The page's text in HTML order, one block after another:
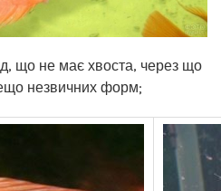
що не має хвоста, через що
незвичних форм;